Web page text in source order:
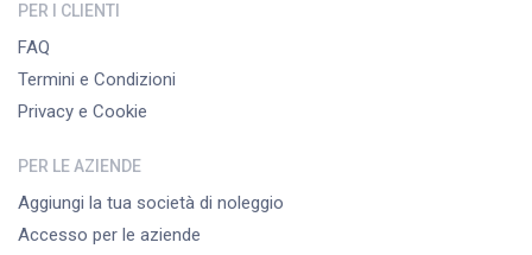
PER I CLIENTI
FAQ
Termini e Condizioni
Privacy e Cookie
PER LE AZIENDE
Aggiungi la tua società di noleggio
Accesso per le aziende